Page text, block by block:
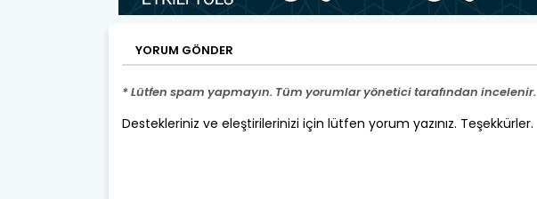
YORUM GÖNDER
* Lütfen spam yapmayın. Tüm yorumlar yönetici tarafından incelenir.
Destekleriniz ve eleştirilerinizi için lütfen yorum yazınız. Teşekkürler.